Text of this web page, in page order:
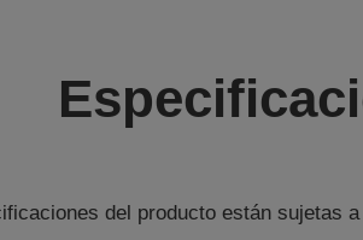
del producto están sujetas